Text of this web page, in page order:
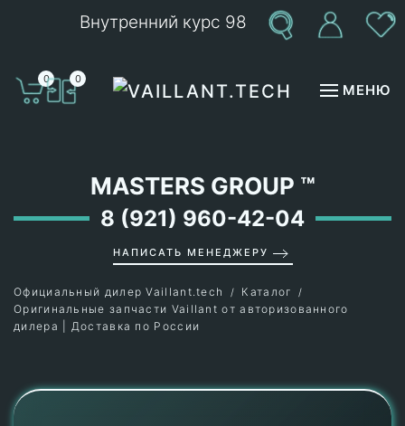
Внутренний курс 98
0 0
МЕНЮ
MASTERS GROUP ™
8 (921) 960-42-04
НАПИСАТЬ МЕНЕДЖЕРУ
Официальный дилер Vaillant.tech
Каталог
Оригинальные запчасти Vaillant от авторизованного
дилера | Доставка по России